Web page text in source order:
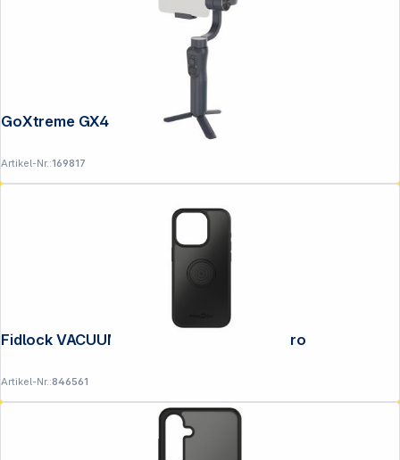
GoXtreme GX4 Gimbal mit Tracker
Artikel-Nr.:169817
Fidlock VACUUM phone case iPhone 15 Pro
Artikel-Nr.:846561